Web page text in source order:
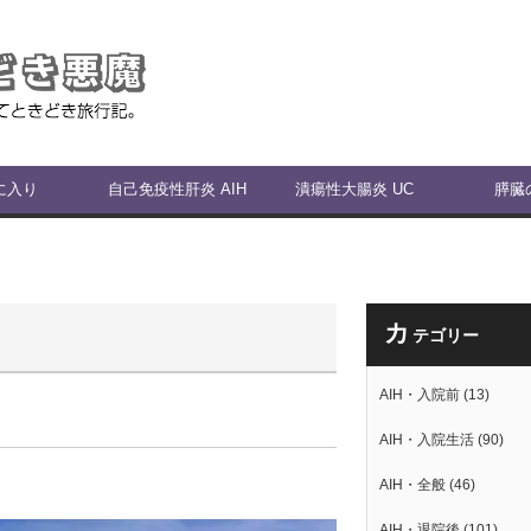
入り 自己免疫性肝炎 AIH 潰瘍性大腸炎 UC 膵臓
カ テゴリー
AIH・入院前 (13)
AIH・入院生活 (90)
AIH・全般 (46)